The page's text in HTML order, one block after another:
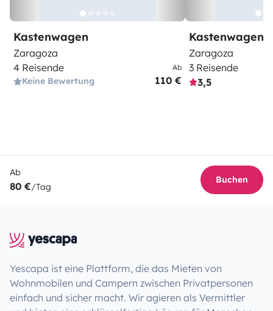
Kastenwagen
Zaragoza
4 Reisende
Keine Bewertung
Ab
110 €
Kastenwagen
Zaragoza
3 Reisende
3,5
Ab
80 €/Tag
Buchen
Yescapa ist eine Plattform, die das Mieten von
Wohnmobilen und Campern zwischen Privatpersonen
einfach und sicher macht. Wir agieren als Vermittler